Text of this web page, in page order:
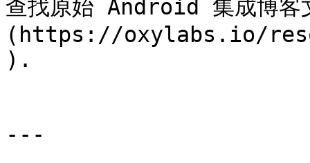
查找原始 Android 集成博
(https://oxylabs.io/
).
---